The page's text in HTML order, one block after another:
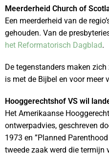
Meerderheid Church of
Een meerderheid van de
gehouden. Van de
het Reformatorisch Dagblad.
De tegenstanders maken
is met de Bijbel en voor meer
Hooggerechtshof VS wil
Het Amerikaanse
ontwerpadvies, geschreven
1973 en ”Planned
tweede zaak werd die termijn